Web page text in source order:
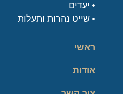
ראשי
אודות
יעדים
שייט נהרות ותעלות